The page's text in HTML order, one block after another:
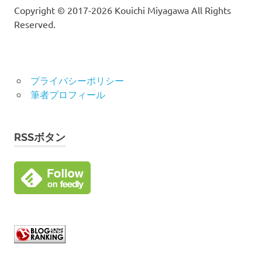
Copyright © 2017-2026 Kouichi Miyagawa All Rights
Reserved.
プライバシーポリシー
筆者プロフィール
RSSボタン